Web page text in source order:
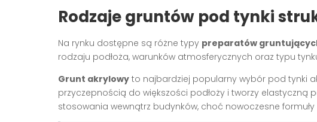
Rodzaje gruntów pod tynki
Na rynku dostępne są różne typy preparatów
rodzaju podłoża, warunków atmosferycznych oraz typu
Grunt akrylowy to najbardziej popularny wybór pod tynki
przyczepnością do większości podłoży i tworzy elastyczną
stosowania wewnątrz budynków, choć nowoczesne